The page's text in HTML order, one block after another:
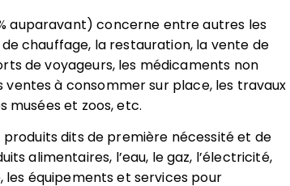
auparavant) concerne entre autres les
chauffage, la restauration, la vente de
de voyageurs, les médicaments non
à consommer sur place, les travaux
musées et zoos, etc.
produits dits de première nécessité et de
alimentaires, l’eau, le gaz, l’électricité,
les équipements et services pour